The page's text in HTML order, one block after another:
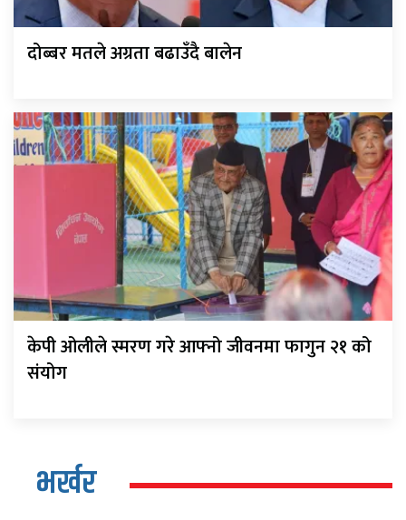
दोब्बर मतले अग्रता बढाउँदै बालेन
केपी ओलीले स्मरण गरे आफ्नो जीवनमा फागुन २१ को
संयोग
भर्खर